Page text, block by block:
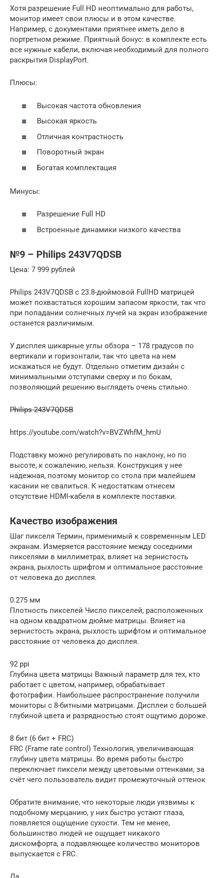
Хотя разрешение Full HD неоптимально для работы,
монитор имеет свои плюсы и в этом качестве.
Например, с документами приятнее иметь дело в
портретном режиме. Приятный бонус: в комплекте есть
все нужные кабели, включая необходимый для полного
раскрытия DisplayPort.
Плюсы:
Высокая частота обновления
Высокая яркость
Отличная контрастность
Поворотный экран
Богатая комплектация
Минусы:
Разрешение Full HD
Встроенные динамики низкого качества
№9 – Philips 243V7QDSB
Цена: 7 999 рублей
Philips 243V7QDSB с 23.8-дюймовой FullHD матрицей
может похвастаться хорошим запасом яркости, так что
при попадании солнечных лучей на экран изображение
останется различимым.
У дисплея шикарные углы обзора – 178 градусов по
вертикали и горизонтали, так что цвета на нем
искажаться не будут. Отдельно отметим дизайн с
минимальными отступами сверху и по бокам,
позволяющий решению выглядеть очень стильно.
Philips 243V7QDSB
https://youtube.com/watch?v=BVZWhfM_hmU
Подставку можно регулировать по наклону, но по
высоте, к сожалению, нельзя. Конструкция у нее
надежная, поэтому монитор со стола при малейшем
касании не свалиться. К недостаткам отнесем
отсутствие HDMI-кабеля в комплекте поставки.
Качество изображения
Шаг пикселя Термин, применимый к современным LED
экранам. Измеряется расстояние между соседними
пикселями в миллиметрах, влияет на зернистость
экрана, рыхлость шрифтом и оптимальное расстояние
от человека до дисплея.
0.275 мм
Плотность пикселей Число пикселей, расположенных
на одном квадратном дюйме матрицы. Влияет на
зернистость экрана, рыхлость шрифтом и оптимальное
расстояние от человека до дисплея.
92 ppi
Глубина цвета матрицы Важный параметр для тех, кто
работает с цветом, например, обрабатывает
фотографии. Наибольшее распространение получили
мониторы с 8-битными матрицами. Дисплеи с большей
глубиной цвета и разрядностью стоят ощутимо дороже.
8 бит (6 бит + FRC)
FRC (Frame rate control) Технология, увеличивающая
глубину цвета матрицы. Во время работы быстро
переключает пиксели между цветовыми оттенками, за
счёт чего пользователь видит промежуточный оттенок
Обратите внимание, что некоторые люди уязвимы к
подобному мерцанию, у них быстро устают глаза,
появляется ощущение сухости. Тем не менее,
большинство людей не ощущает никакого
дискомфорта, а подавляющее количество мониторов
выпускается с FRC.